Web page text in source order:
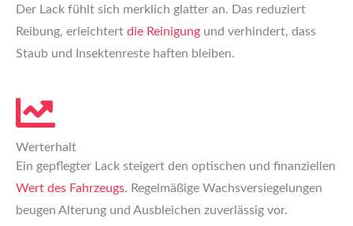
Der Lack fühlt sich merklich glatter an. Das reduziert
Reibung, erleichtert die Reinigung und verhindert, dass
Staub und Insektenreste haften bleiben.
Werterhalt
Ein gepflegter Lack steigert den optischen und finanziellen
Wert des Fahrzeugs. Regelmäßige Wachsversiegelungen
beugen Alterung und Ausbleichen zuverlässig vor.